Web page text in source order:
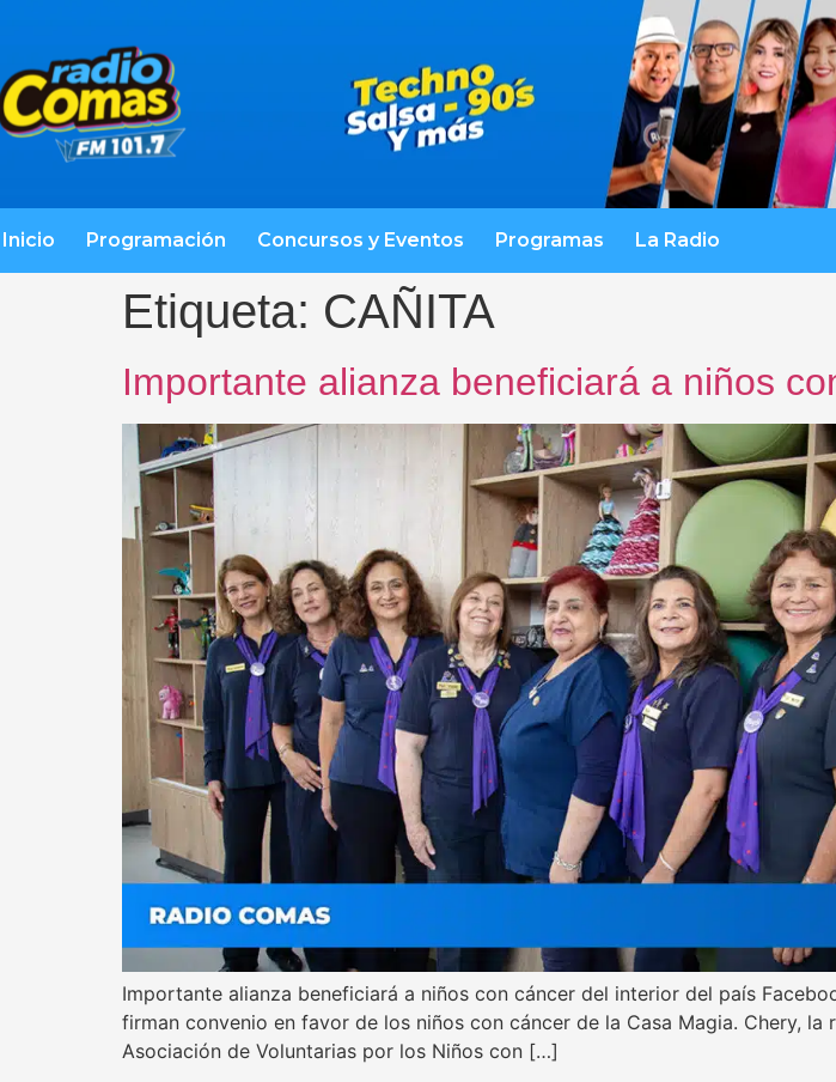
Inicio Programación Concursos y Eventos Programas La Radio
Etiqueta: CAÑITA
Importante alianza beneficiará a niños
Importante alianza beneficiará a niños con cáncer del interior del país
firman convenio en favor de los niños con cáncer de la Casa Magia. Chery,
Asociación de Voluntarias por los Niños con […]